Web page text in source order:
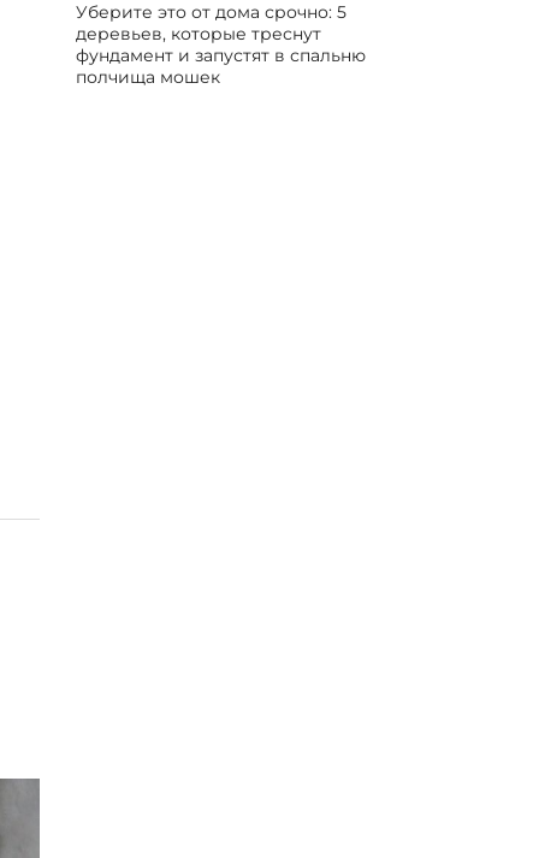
Уберите это от дома срочно: 5
деревьев, которые треснут
фундамент и запустят в спальню
полчища мошек